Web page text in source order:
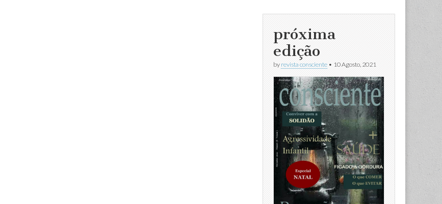
próxima
edição
by revista consciente • 10 Agosto, 2021